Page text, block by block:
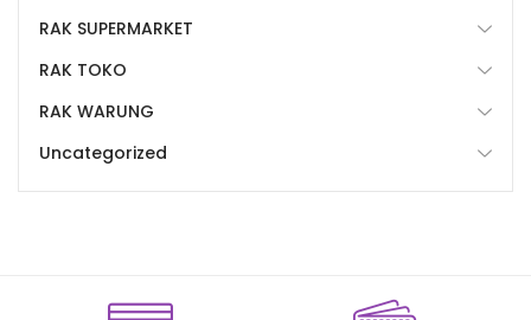
RAK SUPERMARKET
RAK TOKO
RAK WARUNG
Uncategorized